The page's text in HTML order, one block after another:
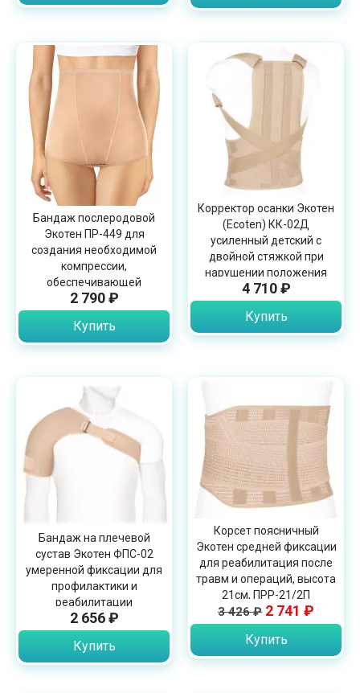
Бандаж послеродовой
Экотен ПР-449 для
создания необходимой
компрессии,
обеспечивающей
восстановление исходной
формы
2 790 ₽
Купить
Корректор осанки Экотен
(Ecoten) КК-02Д
усиленный детский с
двойной стяжкой при
нарушении положения
позвоночника
4 710 ₽
Купить
Бандаж на плечевой
сустав Экотен ФПС-02
умеренной фиксации для
профилактики и
реабилитации
2 656 ₽
Купить
Корсет поясничный
Экотен средней фиксации
для реабилитация после
травм и операций, высота
21см, ПРР-21/2П
3 426 ₽ 2 741 ₽
Купить